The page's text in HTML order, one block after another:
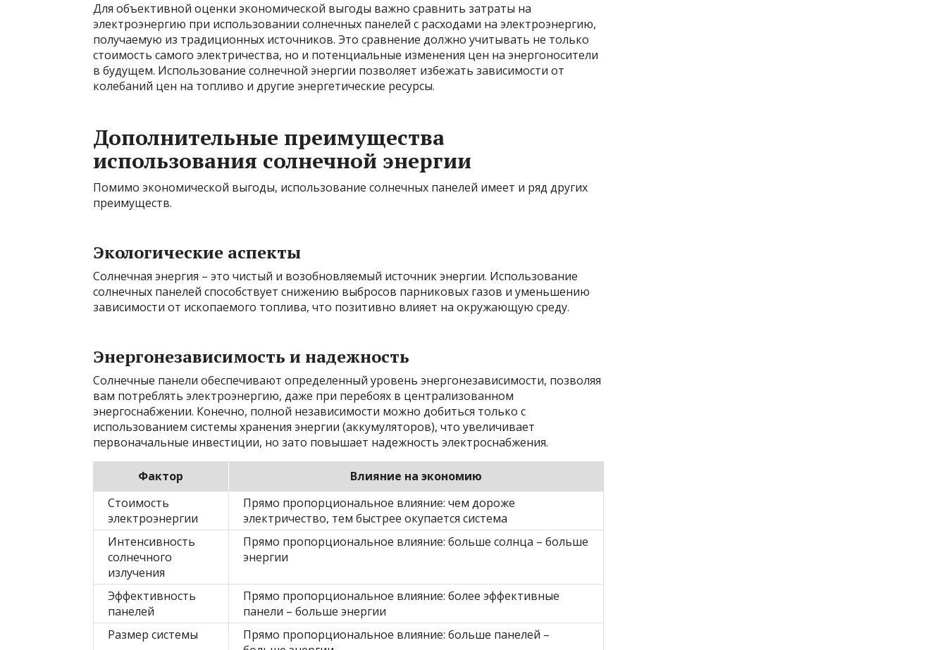
Для объективной оценки экономической выгоды важно сравнить затраты на
электроэнергию при использовании солнечных панелей с расходами на электроэнергию,
получаемую из традиционных источников. Это сравнение должно учитывать не только
стоимость самого электричества, но и потенциальные изменения цен на энергоносители
в будущем. Использование солнечной энергии позволяет избежать зависимости от
колебаний цен на топливо и другие энергетические ресурсы.
Дополнительные преимущества
использования солнечной энергии
Помимо экономической выгоды, использование солнечных панелей имеет и ряд других
преимуществ.
Экологические аспекты
Солнечная энергия – это чистый и возобновляемый источник энергии. Использование
солнечных панелей способствует снижению выбросов парниковых газов и уменьшению
зависимости от ископаемого топлива, что позитивно влияет на окружающую среду.
Энергонезависимость и надежность
Солнечные панели обеспечивают определенный уровень энергонезависимости, позволяя
вам потреблять электроэнергию, даже при перебоях в централизованном
энергоснабжении. Конечно, полной независимости можно добиться только с
использованием системы хранения энергии (аккумуляторов), что увеличивает
первоначальные инвестиции, но зато повышает надежность электроснабжения.
Фактор
Влияние на экономию
Стоимость
электроэнергии
Прямо пропорциональное влияние: чем дороже
электричество, тем быстрее окупается система
Интенсивность
солнечного
излучения
Прямо пропорциональное влияние: больше солнца – больше
энергии
Эффективность
панелей
Прямо пропорциональное влияние: более эффективные
панели – больше энергии
Размер системы
Прямо пропорциональное влияние: больше панелей –